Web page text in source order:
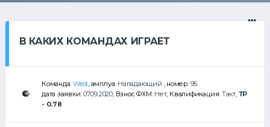
В КАКИХ КОМАНДАХ ИГРАЕТ
Команда:West, амплуа: Нападающий , номер: 95
дата заявки:07.09.2020, Взнос ФХМ: Нет, Квалификация: Такт, ТР
- 0.78